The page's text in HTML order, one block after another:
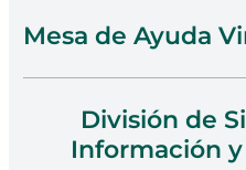
Acceder
Mesa de Ayuda
Ver La
División de
Información